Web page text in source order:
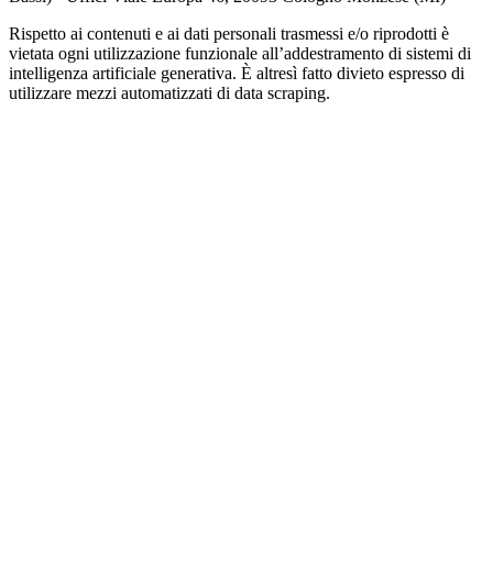
Rispetto ai contenuti e ai dati personali trasmessi e/o riprodotti è
vietata ogni utilizzazione funzionale all’addestramento di sistemi di
intelligenza artificiale generativa. È altresì fatto divieto espresso di
utilizzare mezzi automatizzati di data scraping.